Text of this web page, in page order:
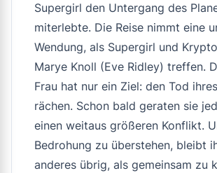
Supergirl den Untergang des
miterlebte. Die Reise nimmt eine
Wendung, als Supergirl und
Marye Knoll (Eve Ridley) treffen.
Frau hat nur ein Ziel: den Tod
rächen. Schon bald geraten sie
einen weitaus größeren Konflikt.
Bedrohung zu überstehen, bleibt
anderes übrig, als gemeinsam zu